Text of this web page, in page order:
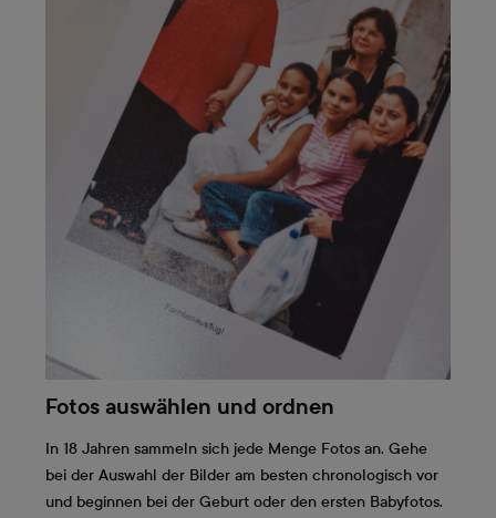
Fotos auswählen und ordnen
In 18 Jahren sammeln sich jede Menge Fotos an. Gehe
bei der Auswahl der Bilder am besten chronologisch vor
und beginnen bei der Geburt oder den ersten Babyfotos.